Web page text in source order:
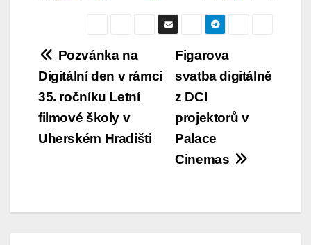
Navigace
pro
příspěvek
Figarova
svatba digitálně
z DCI
projektorů v
Palace
Cinemas
Pozvánka na
Digitální den v rámci
35. ročníku Letní
filmové školy v
Uherském Hradišti